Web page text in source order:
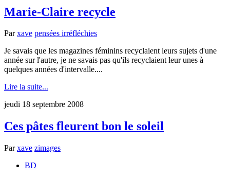
Marie-Claire recycle
Parxave pensées irréfléchies
Je savais que les magazines féminins recyclaient leurs sujets d'une
année sur l'autre, je ne savais pas qu'ils recyclaient leur unes à
quelques années d'intervalle....
Lire la suite...
jeudi 18 septembre 2008
Ces pâtes fleurent bon le soleil
Parxave zimages
BD